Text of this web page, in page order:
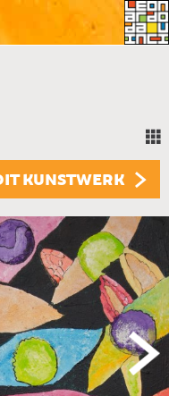
KUNSTWERK